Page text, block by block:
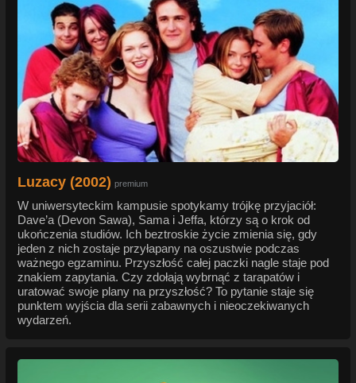
Luzacy (2002) premium
W uniwersyteckim kampusie spotykamy trójkę przyjaciół:
Dave’a (Devon Sawa), Sama i Jeffa, którzy są o krok od
ukończenia studiów. Ich beztroskie życie zmienia się, gdy
jeden z nich zostaje przyłapany na oszustwie podczas
ważnego egzaminu. Przyszłość całej paczki nagle staje pod
znakiem zapytania. Czy zdołają wybrnąć z tarapatów i
uratować swoje plany na przyszłość? To pytanie staje się
punktem wyjścia dla serii zabawnych i nieoczekiwanych
wydarzeń.